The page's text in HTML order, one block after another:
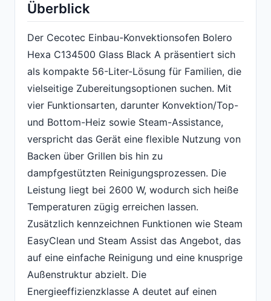
Überblick
Der Cecotec Einbau-Konvektionsofen Bolero
Hexa C134500 Glass Black A präsentiert sich
als kompakte 56-Liter-Lösung für Familien, die
vielseitige Zubereitungsoptionen suchen. Mit
vier Funktionsarten, darunter Konvektion/Top-
und Bottom-Heiz sowie Steam-Assistance,
verspricht das Gerät eine flexible Nutzung von
Backen über Grillen bis hin zu
dampfgestützten Reinigungsprozessen. Die
Leistung liegt bei 2600 W, wodurch sich heiße
Temperaturen zügig erreichen lassen.
Zusätzlich kennzeichnen Funktionen wie Steam
EasyClean und Steam Assist das Angebot, das
auf eine einfache Reinigung und eine knusprige
Außenstruktur abzielt. Die
Energieeffizienzklasse A deutet auf einen